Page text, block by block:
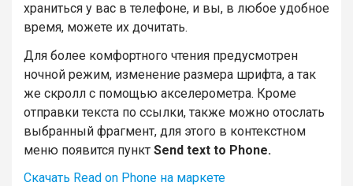
храниться у вас в телефоне, и вы, в любое удобное
время, можете их дочитать.
Для более комфортного чтения предусмотрен
ночной режим, изменение размера шрифта, а так
же скролл с помощью акселерометра. Кроме
отправки текста по ссылки, также можно отослать
выбранный фрагмент, для этого в контекстном
меню появится пункт Send text to Phone.
Скачать Read on Phone на маркете